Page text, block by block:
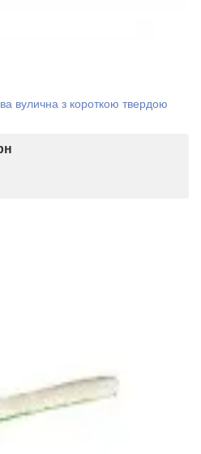
вулична з короткою твердою